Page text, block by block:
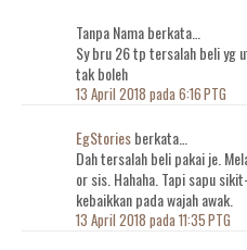
Tanpa Nama berkata…
Sy bru 26 tp tersalah beli yg
tak boleh
13 April 2018 pada 6:16 PTG
EgStoriesberkata…
Dah tersalah beli pakai je.
or sis. Hahaha. Tapi sapu
kebaikkan pada wajah awak.
13 April 2018 pada 11:35 PTG